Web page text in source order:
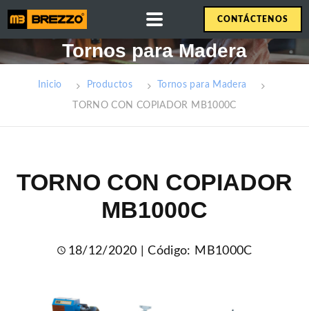
INICIO
CONTÁCTENOS
Tornos para Madera
Inicio Productos Tornos para Madera
TORNO CON COPIADOR MB1000C
TORNO CON COPIADOR
MB1000C
18/12/2020 | Código: MB1000C